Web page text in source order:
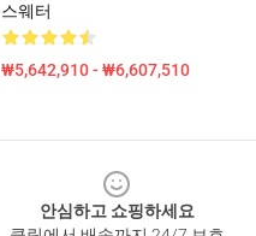
스웨터
₩5,642,910 - ₩6,607,510
안심하고 쇼핑하세요